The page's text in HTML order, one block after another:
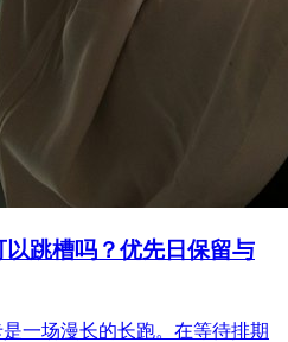
跳槽吗？优先日保留与
一场漫长的长跑。在等待排期